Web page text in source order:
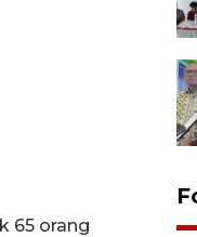
65 orang